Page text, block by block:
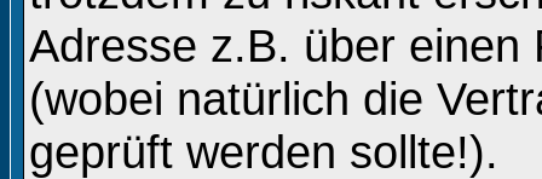
Adresse z.B. über einen
(wobei natürlich die
geprüft werden sollte!).